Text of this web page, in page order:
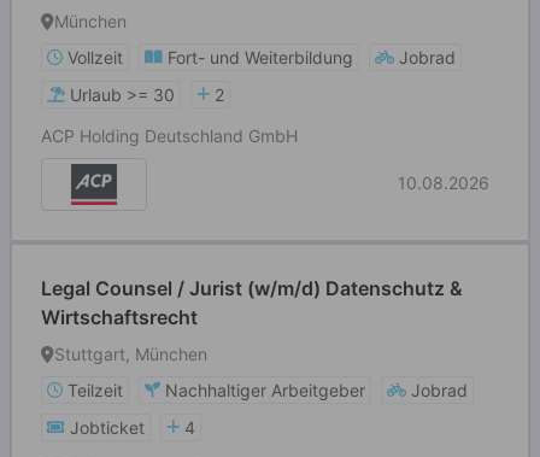
München
Vollzeit
Fort- und Weiterbildung
Jobrad
Urlaub >= 30
2
ACP Holding Deutschland GmbH
10.08.2026
Legal Counsel / Jurist (w/m/d) Datenschutz &
Wirtschaftsrecht
Stuttgart, München
Teilzeit
Nachhaltiger Arbeitgeber
Jobrad
Jobticket
4